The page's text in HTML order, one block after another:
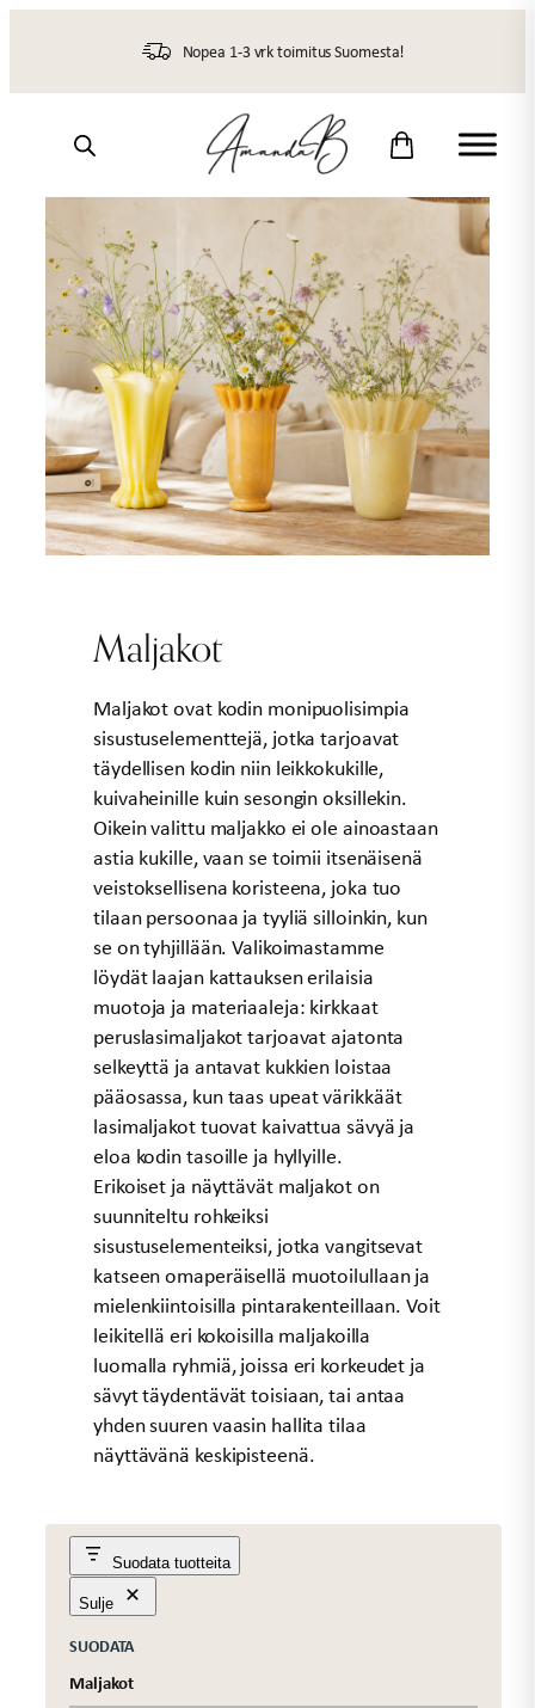
Nopea 1-3 vrk toimitus Suomesta!
Maljakot
Maljakot ovat kodin monipuolisimpia
sisustuselementtejä, jotka tarjoavat
täydellisen kodin niin leikkokukille,
kuivaheinille kuin sesongin oksillekin.
Oikein valittu maljakko ei ole ainoastaan
astia kukille, vaan se toimii itsenäisenä
veistoksellisena koristeena, joka tuo
tilaan persoonaa ja tyyliä silloinkin, kun
se on tyhjillään. Valikoimastamme
löydät laajan kattauksen erilaisia
muotoja ja materiaaleja: kirkkaat
peruslasimaljakot tarjoavat ajatonta
selkeyttä ja antavat kukkien loistaa
pääosassa, kun taas upeat värikkäät
lasimaljakot tuovat kaivattua sävyä ja
eloa kodin tasoille ja hyllyille.
Erikoiset ja näyttävät maljakot on
suunniteltu rohkeiksi
sisustuselementeiksi, jotka vangitsevat
katseen omaperäisellä muotoilullaan ja
mielenkiintoisilla pintarakenteillaan. Voit
leikitellä eri kokoisilla maljakoilla
luomalla ryhmiä, joissa eri korkeudet ja
sävyt täydentävät toisiaan, tai antaa
yhden suuren vaasin hallita tilaa
näyttävänä keskipisteenä.
Suodata tuotteita
Sulje
SUODATA
Maljakot